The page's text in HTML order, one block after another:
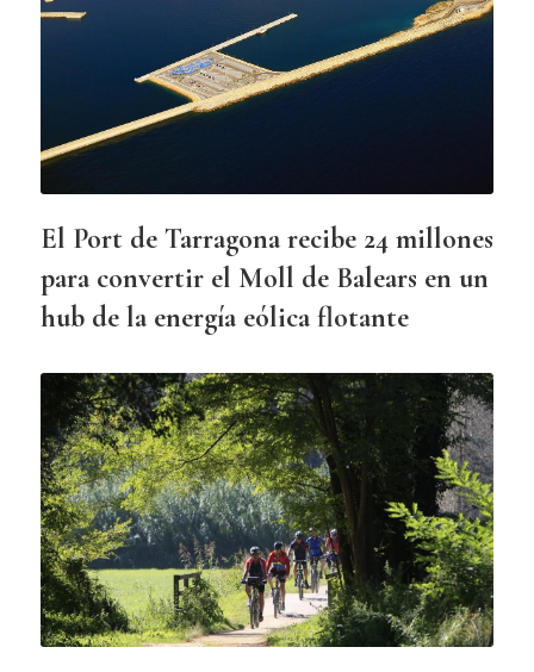
El Port de Tarragona recibe 24 millones
para convertir el Moll de Balears en un
hub de la energía eólica flotante